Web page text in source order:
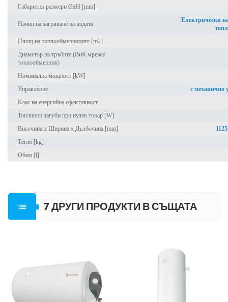
Габаритни размери ØxH [mm]
Начин на загряване на водата
Електрически
Площ на топлообменниците [m2]
Диаметър на тръбите (ВиК мрежа/
топлообменник)
Номинална мощност [kW]
Управление
с механично
Клас на енергийна ефективност
Топлинни загуби при нулев товар [W]
Височина x Ширина х Дълбочина [mm]
Тегло [kg]
Обем [l]

7 ДРУГИ ПРОДУКТИ В СЪЩАТА